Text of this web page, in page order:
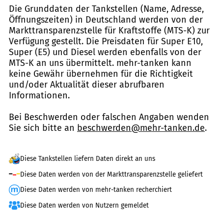
Die Grunddaten der Tankstellen (Name, Adresse,
Öffnungszeiten) in Deutschland werden von der
Markttransparenzstelle für Kraftstoffe (MTS-K) zur
Verfügung gestellt. Die Preisdaten für Super E10,
Super (E5) und Diesel werden ebenfalls von der
MTS-K an uns übermittelt. mehr-tanken kann
keine Gewähr übernehmen für die Richtigkeit
und/oder Aktualität dieser abrufbaren
Informationen.
Bei Beschwerden oder falschen Angaben wenden
Sie sich bitte an beschwerden@mehr-tanken.de.
Diese Tankstellen liefern Daten direkt an uns
Diese Daten werden von der Markttransparenzstelle geliefert
Diese Daten werden von mehr-tanken recherchiert
Diese Daten werden von Nutzern gemeldet